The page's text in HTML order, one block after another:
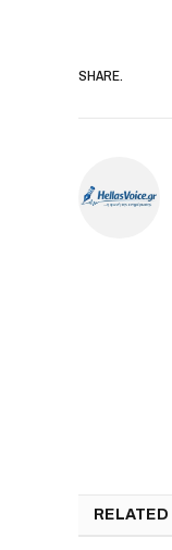
SHARE.
RELATED